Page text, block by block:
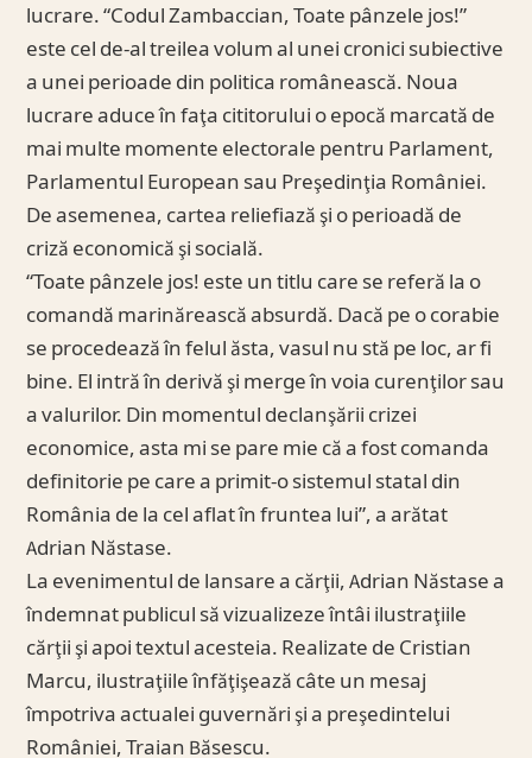
lucrare. “Codul Zambaccian, Toate pânzele jos!”
este cel de-al treilea volum al unei cronici subiective
a unei perioade din politica românească. Noua
lucrare aduce în faţa cititorului o epocă marcată de
mai multe momente electorale pentru Parlament,
Parlamentul European sau Preşedinţia României.
De asemenea, cartea reliefiază şi o perioadă de
criză economică şi socială.
“Toate pânzele jos! este un titlu care se referă la o
comandă marinărească absurdă. Dacă pe o corabie
se procedează în felul ăsta, vasul nu stă pe loc, ar fi
bine. El intră în derivă şi merge în voia curenţilor sau
a valurilor. Din momentul declanşării crizei
economice, asta mi se pare mie că a fost comanda
definitorie pe care a primit-o sistemul statal din
România de la cel aflat în fruntea lui”, a arătat
Adrian Năstase.
La evenimentul de lansare a cărţii, Adrian Năstase a
îndemnat publicul să vizualizeze întâi ilustraţiile
cărţii şi apoi textul acesteia. Realizate de Cristian
Marcu, ilustraţiile înfăţişează câte un mesaj
împotriva actualei guvernări şi a preşedintelui
României, Traian Băsescu.